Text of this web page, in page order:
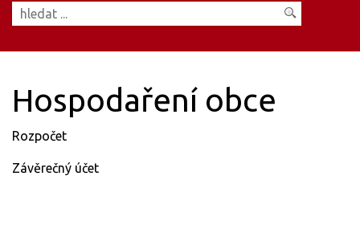
Hospodaření obce
Rozpočet
Závěrečný účet